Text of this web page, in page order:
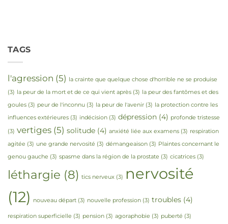
TAGS
l'agression (5) la crainte que quelque chose d'horrible ne se produise
(3) la peur de la mort et de ce qui vient après (3) la peur des fantômes et des
goules (3) peur de l'inconnu (3) la peur de l'avenir (3) la protection contre les
influences extérieures (3) indécision (3) dépression (4) profonde tristesse
(3) vertiges (5) solitude (4) anxiété liée aux examens (3) respiration
agitée (3) une grande nervosité (3) démangeaison (3) Plaintes concernant le
genou gauche (3) spasme dans la région de la prostate (3) cicatrices (3)
léthargie (8) tics nerveux (3) nervosité
(12)
nouveau départ (3) nouvelle profession (3) troubles (4)
respiration superficielle (3) pension (3) agoraphobie (3) puberté (3)